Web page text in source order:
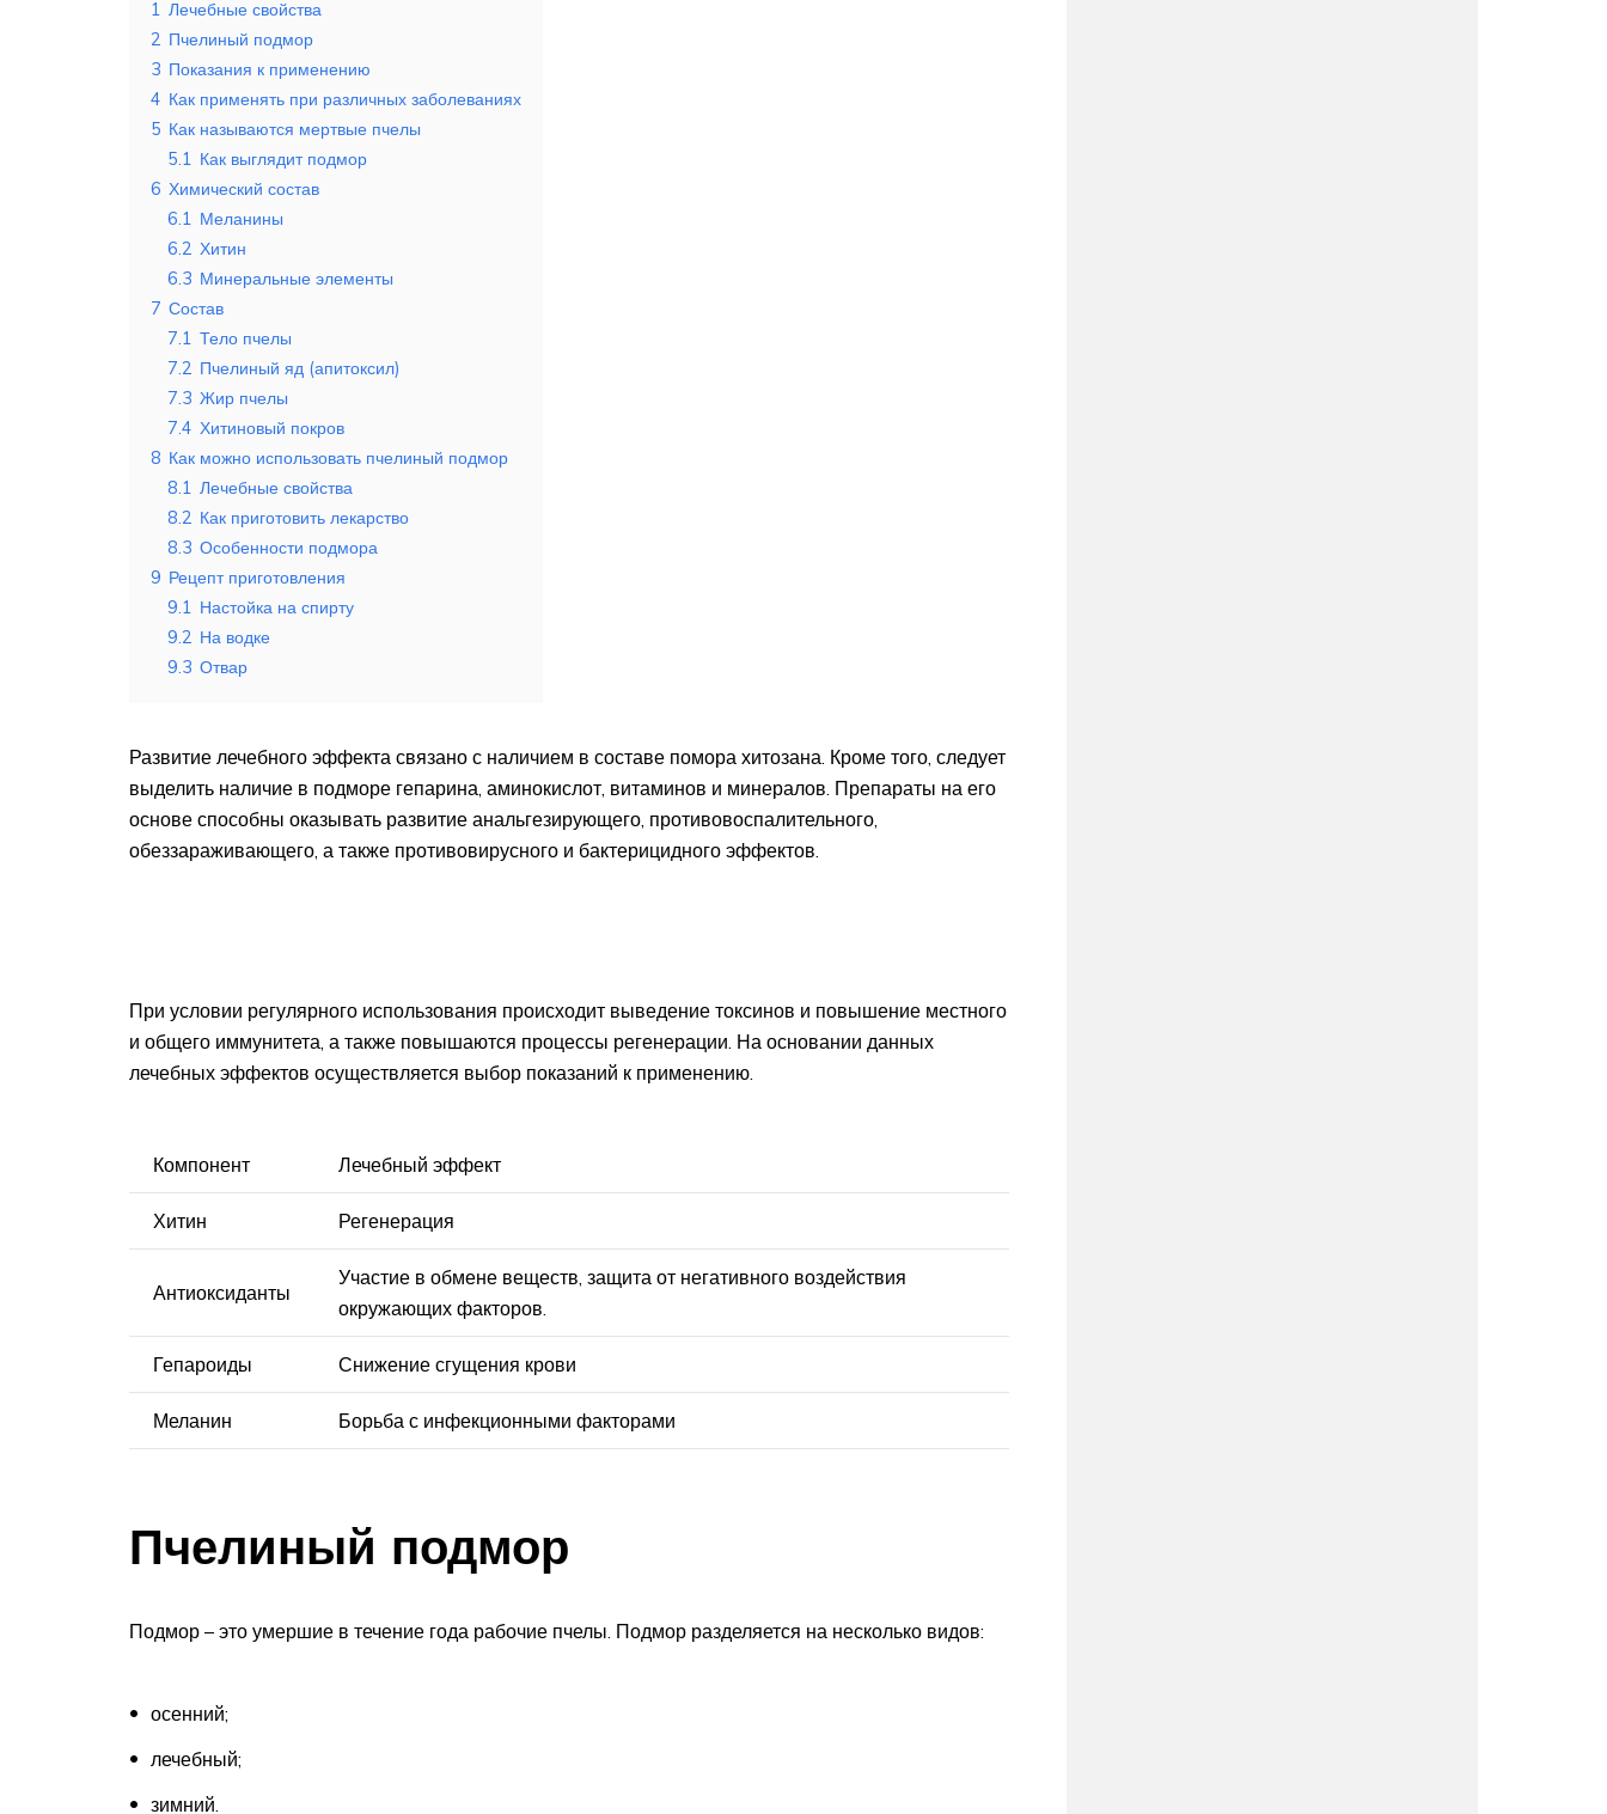
1 Лечебные свойства
2 Пчелиный подмор
3 Показания к применению
4 Как применять при различных заболеваниях
5 Как называются мертвые пчелы
5.1 Как выглядит подмор
6 Химический состав
6.1 Меланины
6.2 Хитин
6.3 Минеральные элементы
7 Состав
7.1 Тело пчелы
7.2 Пчелиный яд (апитоксил)
7.3 Жир пчелы
7.4 Хитиновый покров
8 Как можно использовать пчелиный подмор
8.1 Лечебные свойства
8.2 Как приготовить лекарство
8.3 Особенности подмора
9 Рецепт приготовления
9.1 Настойка на спирту
9.2 На водке
9.3 Отвар
Развитие лечебного эффекта связано с наличием в составе помора хитозана. Кроме того, следует
выделить наличие в подморе гепарина, аминокислот, витаминов и минералов. Препараты на его
основе способны оказывать развитие анальгезирующего, противовоспалительного,
обеззараживающего, а также противовирусного и бактерицидного эффектов.
При условии регулярного использования происходит выведение токсинов и повышение местного
и общего иммунитета, а также повышаются процессы регенерации. На основании данных
лечебных эффектов осуществляется выбор показаний к применению.
Компонент Лечебный эффект
Хитин Регенерация
Антиоксиданты
Участие в обмене веществ, защита от негативного воздействия
окружающих факторов.
Гепароиды Снижение сгущения крови
Меланин Борьба с инфекционными факторами
Пчелиный подмор
Подмор – это умершие в течение года рабочие пчелы. Подмор разделяется на несколько видов:
осенний;
лечебный;
зимний.